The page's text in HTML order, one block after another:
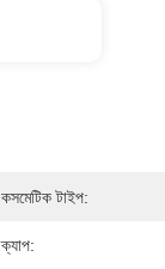
কসমেটিক টাইপ:
ক্যাপ: